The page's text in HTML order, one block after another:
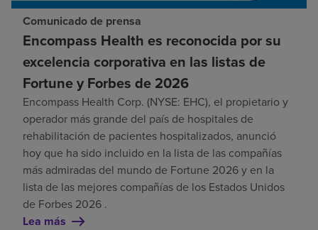
Comunicado de prensa
Encompass Health es reconocida por su
excelencia corporativa en las listas de
Fortune y Forbes de 2026
Encompass Health Corp. (NYSE: EHC), el propietario y
operador más grande del país de hospitales de
rehabilitación de pacientes hospitalizados, anunció
hoy que ha sido incluido en la lista de las compañías
más admiradas del mundo de Fortune 2026 y en la
lista de las mejores compañías de los Estados Unidos
de Forbes 2026 .
Lea más